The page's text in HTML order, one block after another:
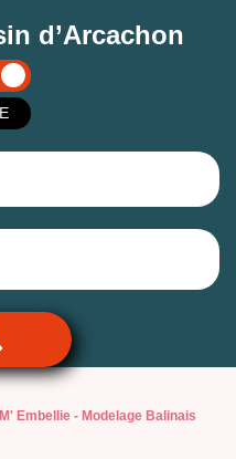
d’Arcachon
Embellie - Modelage Balinais